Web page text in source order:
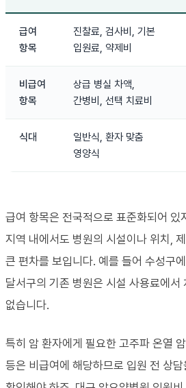
급여
항목
진찰료, 검사비, 기본
입원료, 약제비
비급여
항목
상급 병실 차액,
간병비, 선택 치료비
식대
일반식, 환자 맞춤
영양식
급여 항목은 전국적으로 표준화되어 있
지역 내에서도 병원의 시설이나 위치,
큰 편차를 보입니다. 예를 들어 수성구
달서구의 기존 병원은 시설 사용료에서
없습니다.
특히 암 환자에게 필요한 고주파 온열
등은 비급여에 해당하므로 입원 전 상